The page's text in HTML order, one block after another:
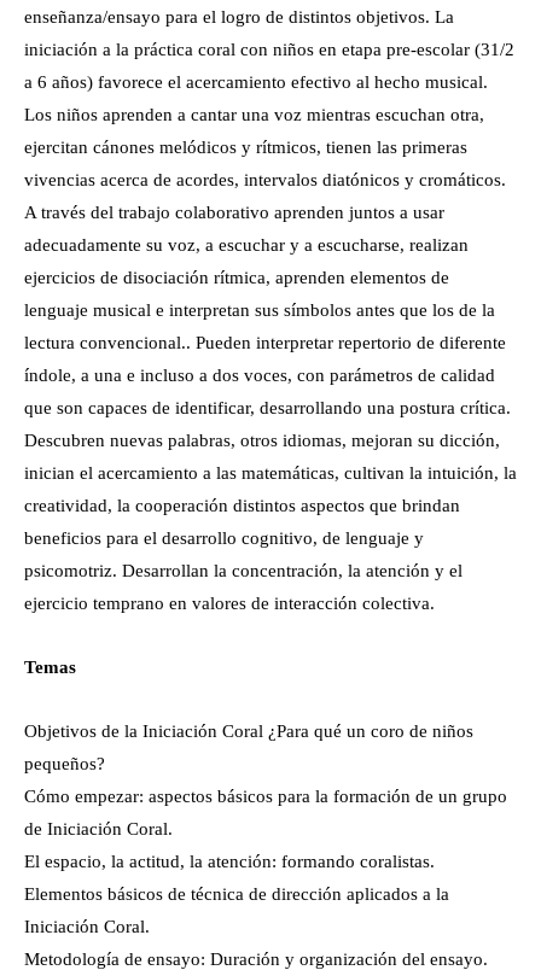
enseñanza/ensayo para el logro de distintos objetivos. La
iniciación a la práctica coral con niños en etapa pre-escolar (31/2
a 6 años) favorece el acercamiento efectivo al hecho musical.
Los niños aprenden a cantar una voz mientras escuchan otra,
ejercitan cánones melódicos y rítmicos, tienen las primeras
vivencias acerca de acordes, intervalos diatónicos y cromáticos.
A través del trabajo colaborativo aprenden juntos a usar
adecuadamente su voz, a escuchar y a escucharse, realizan
ejercicios de disociación rítmica, aprenden elementos de
lenguaje musical e interpretan sus símbolos antes que los de la
lectura convencional.. Pueden interpretar repertorio de diferente
índole, a una e incluso a dos voces, con parámetros de calidad
que son capaces de identificar, desarrollando una postura crítica.
Descubren nuevas palabras, otros idiomas, mejoran su dicción,
inician el acercamiento a las matemáticas, cultivan la intuición, la
creatividad, la cooperación distintos aspectos que brindan
beneficios para el desarrollo cognitivo, de lenguaje y
psicomotriz. Desarrollan la concentración, la atención y el
ejercicio temprano en valores de interacción colectiva.
Temas
Objetivos de la Iniciación Coral ¿Para qué un coro de niños
pequeños?
Cómo empezar: aspectos básicos para la formación de un grupo
de Iniciación Coral.
El espacio, la actitud, la atención: formando coralistas.
Elementos básicos de técnica de dirección aplicados a la
Iniciación Coral.
Metodología de ensayo: Duración y organización del ensayo.